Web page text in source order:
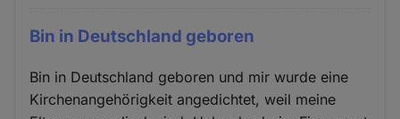
Bin in Deutschland geboren
Bin in Deutschland geboren und mir wurde eine
Kirchenangehörigkeit angedichtet, weil meine